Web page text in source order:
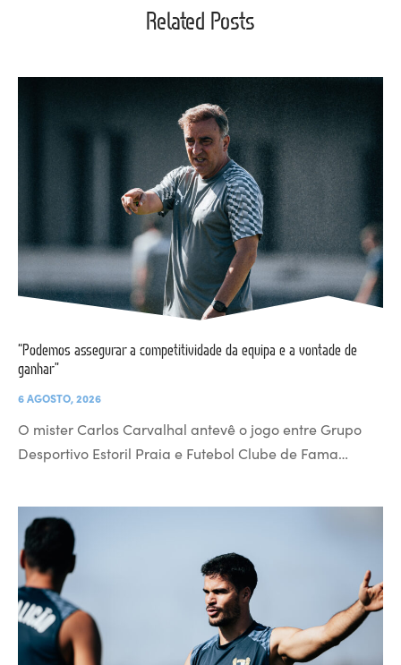
Related Posts
“Podemos assegurar a competitividade da equipa e a vontade de
ganhar”
6 AGOSTO, 2026
O mister Carlos Carvalhal antevê o jogo entre Grupo
Desportivo Estoril Praia e Futebol Clube de Fama…